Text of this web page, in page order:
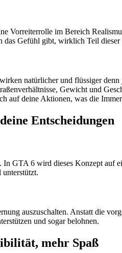
Vorreiterrolle im Bereich
das Gefühl gibt, wirklich Teil dieser
natürlicher und flüssiger denn
Gewicht und
auf deine Aktionen, was die
Entscheidungen
GTA 6 wird dieses Konzept auf
unterstützt.
auszuschalten. Anstatt die
und sogar belohnen.
mehr Spaß